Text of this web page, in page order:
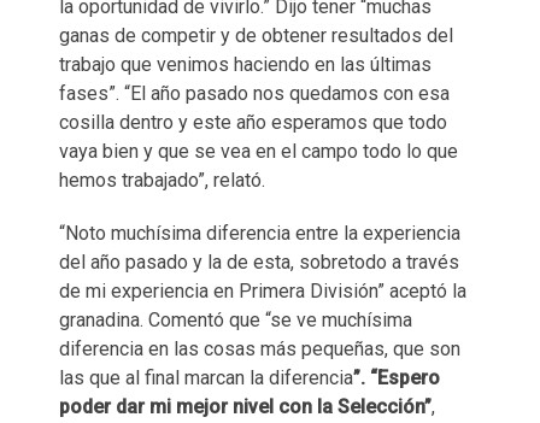
la oportunidad de vivirlo.” Dijo tener “muchas
ganas de competir y de obtener resultados del
trabajo que venimos haciendo en las últimas
fases”. “El año pasado nos quedamos con esa
cosilla dentro y este año esperamos que todo
vaya bien y que se vea en el campo todo lo que
hemos trabajado”, relató.
“Noto muchísima diferencia entre la experiencia
del año pasado y la de esta, sobretodo a través
de mi experiencia en Primera División” aceptó la
granadina. Comentó que “se ve muchísima
diferencia en las cosas más pequeñas, que son
las que al final marcan la diferencia”. “Espero
poder dar mi mejor nivel con la Selección”,